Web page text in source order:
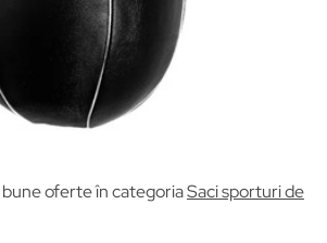
oferte în categoriaSaci sporturi de